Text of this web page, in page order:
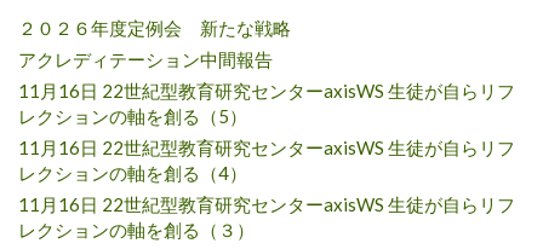
２０２６年度定例会 新たな戦略
アクレディテーション中間報告
11月16日 22世紀型教育研究センターaxisWS 生徒が自らリフ
レクションの軸を創る（5）
11月16日 22世紀型教育研究センターaxisWS 生徒が自らリフ
レクションの軸を創る（4）
11月16日 22世紀型教育研究センターaxisWS 生徒が自らリフ
レクションの軸を創る（３）